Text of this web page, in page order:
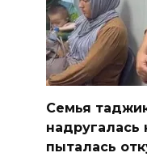
Семья
пыталась